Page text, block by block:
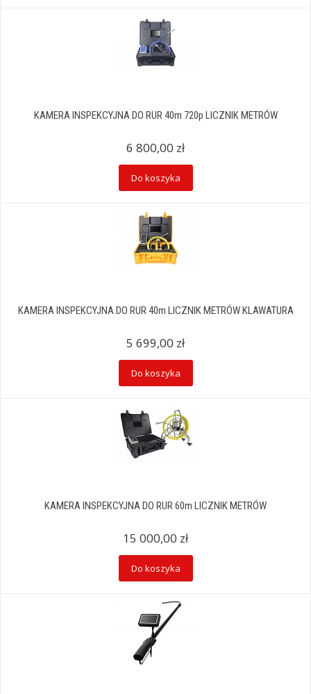
KAMERA INSPEKCYJNA DO RUR 40m 720p LICZNIK METRÓW
6 800,00 zł
Do koszyka
KAMERA INSPEKCYJNA DO RUR 40m LICZNIK METRÓW KLAWATURA
5 699,00 zł
Do koszyka
KAMERA INSPEKCYJNA DO RUR 60m LICZNIK METRÓW
15 000,00 zł
Do koszyka